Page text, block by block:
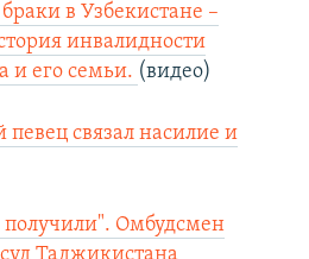
в Узбекистане –
инвалидности
и его семьи. (видео)
певец связал насилие и
получили". Омбудсмен